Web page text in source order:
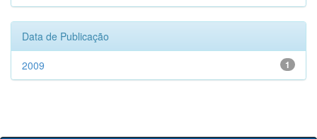
Data de Publicação
1
2009